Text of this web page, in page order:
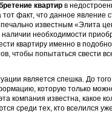
квартирв
факт, что данное явление
известным «Элита
необходимости
квартиру именно в
чтобы попытаться свести
является спешка. До
которую только
компания известна, какое
среди тех, кто вселился